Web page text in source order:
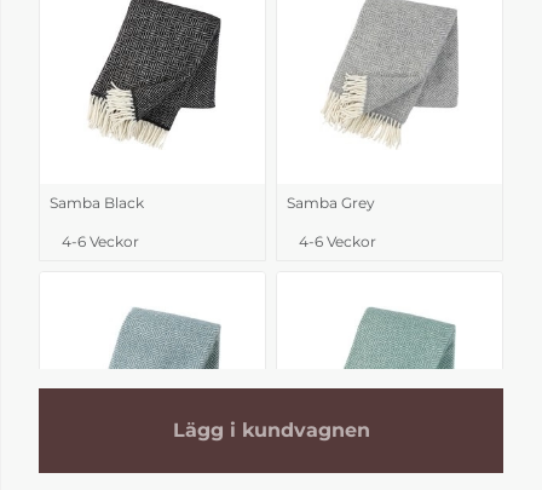
Samba Black
4-6 Veckor
Samba Grey
4-6 Veckor
Lägg i kundvagnen